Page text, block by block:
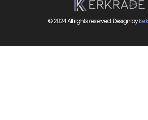
© 2024 All rights reserved. Design by